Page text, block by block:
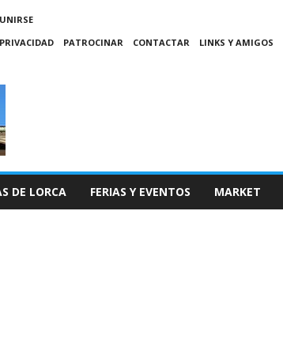
PATROCINAR CONTACTAR LINKS Y AMIGOS
DE LORCA FERIAS Y EVENTOS MARKET